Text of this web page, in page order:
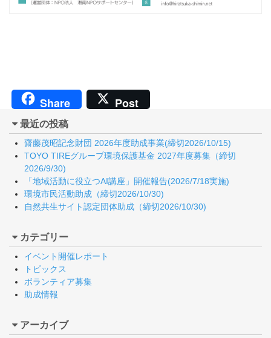
Share Post
最近の投稿
齋藤茂昭記念財団 2026年度助成事業(締切2026/10/15)
TOYO TIREグループ環境保護基金 2027年度募集（締切
2026/9/30)
「地域活動に役立つAI講座」開催報告(2026/7/18実施)
環境市民活動助成（締切2026/10/30)
自然共生サイト認定団体助成（締切2026/10/30)
カテゴリー
イベント開催レポート
トピックス
ボランティア募集
助成情報
アーカイブ